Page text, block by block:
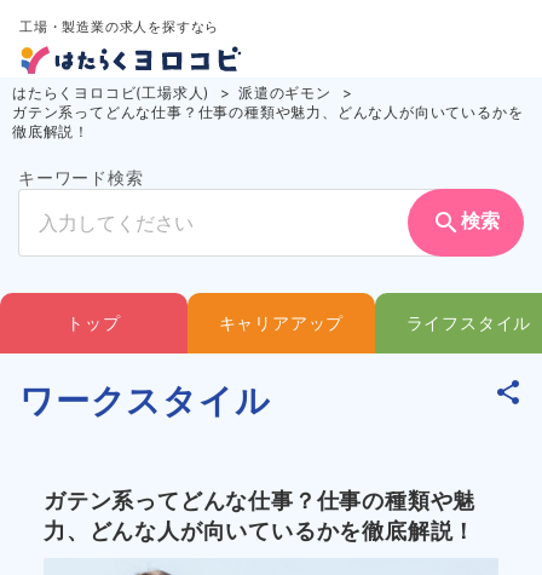
工場・製造業の求人を探すなら
はたらくヨロコビ(工場求人)
派遣のギモン
ガテン系ってどんな仕事？仕事の種類や魅力、どんな人が向いているかを
徹底解説！
キーワード検索
search 検索
トップ キャリアアップ ライフスタイル
ワークスタイル
ガテン系ってどんな仕事？仕事の種類や魅
力、どんな人が向いているかを徹底解説！